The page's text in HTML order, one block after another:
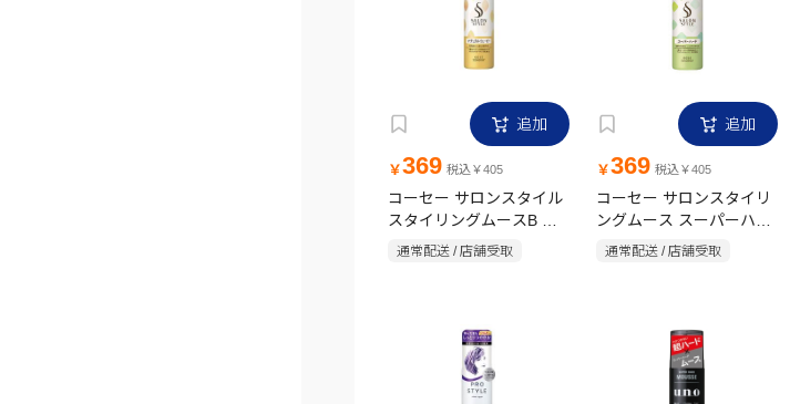
追加
￥369 税込￥405
コーセー サロンスタイル
スタイリングムースB ナ
チュラルウェービー 150g
通常配送 / 店舗受取
追加
￥369 税込￥405
コーセー サロンスタイリ
ングムース スーパーハー
ド 150g フルーティフロ
通常配送 / 店舗受取